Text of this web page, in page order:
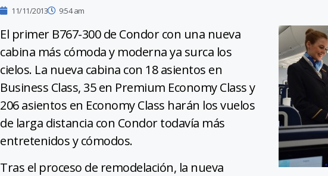
11/11/2013 9:54 am
El primer B767-300 de Condor con una nueva
cabina más cómoda y moderna ya surca los
cielos. La nueva cabina con 18 asientos en
Business Class, 35 en Premium Economy Class y
206 asientos en Economy Class harán los vuelos
de larga distancia con Condor todavía más
entretenidos y cómodos.
Tras el proceso de remodelación, la nueva